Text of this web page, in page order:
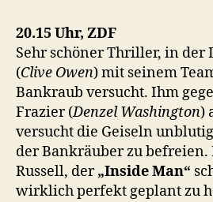
20.15 Uhr, ZDF
Sehr schöner Thriller, in der
(Clive Owen) mit seinem
Bankraub versucht. Ihm
Frazier (Denzel Washington)
versucht die Geiseln
der Bankräuber zu befreien.
Russell, der„Inside Man“
wirklich perfekt geplant zu